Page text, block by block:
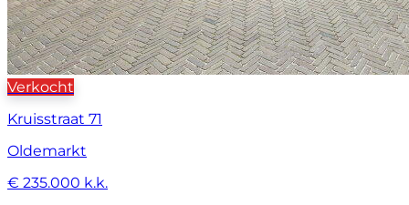
Verkocht
Kruisstraat 71
Oldemarkt
€ 235.000 k.k.